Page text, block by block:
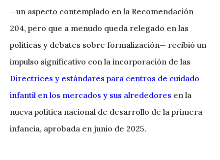
—un aspecto contemplado en la Recomendación
204, pero que a menudo queda relegado en las
políticas y debates sobre formalización— recibió un
impulso significativo con la incorporación de las
Directrices y estándares para centros de cuidado
infantil en los mercados y sus alrededores en la
nueva política nacional de desarrollo de la primera
infancia, aprobada en junio de 2025.